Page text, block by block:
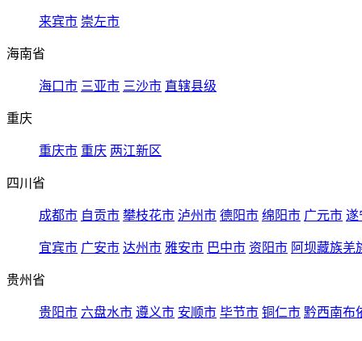
来宾市 崇左市
海南省
海口市 三亚市 三沙市 直辖县级
重庆
重庆市 重庆 两江新区
四川省
成都市 自贡市 攀枝花市 泸州市 德阳市 绵阳市 广元市 遂
宜宾市 广安市 达州市 雅安市 巴中市 资阳市 阿坝藏族羌
贵州省
贵阳市 六盘水市 遵义市 安顺市 毕节市 铜仁市 黔西南布